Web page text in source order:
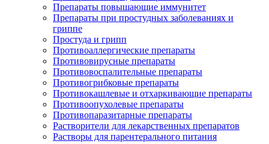
Препараты повышающие иммунитет
Препараты при простудных заболеваниях и
гриппе
Простуда и грипп
Противоаллергические препараты
Противовирусные препараты
Противовоспалительные препараты
Противогрибковые препараты
Противокашлевые и отхаркивающие препараты
Противоопухолевые препараты
Противопаразитарные препараты
Растворители для лекарственных препаратов
Растворы для парентерального питания